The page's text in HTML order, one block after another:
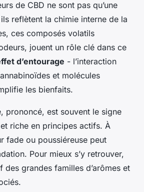
de CBD ne sont pas qu’une
reflètent la chimie interne de la
ces composés volatils
jouent un rôle clé dans ce
d’entourage - l’interaction
et molécules
les bienfaits.
prononcé, est souvent le signe
riche en principes actifs. À
fade ou poussiéreuse peut
Pour mieux s’y retrouver,
grandes familles d’arômes et